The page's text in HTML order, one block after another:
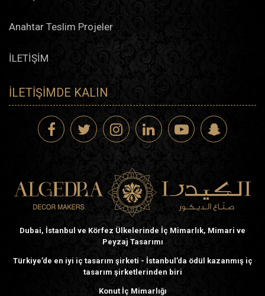
Anahtar Teslim Projeler
İLETİŞİM
İLETIŞIMDE KALIN
Dubai, İstanbul ve Körfez Ülkelerinde İç Mimarlık, Mimari ve
Peyzaj Tasarımı
Türkiye’de en iyi iç tasarım şirketi - İstanbul’da ödül kazanmış iç
tasarım şirketlerinden biri
Konut İç Mimarlığı